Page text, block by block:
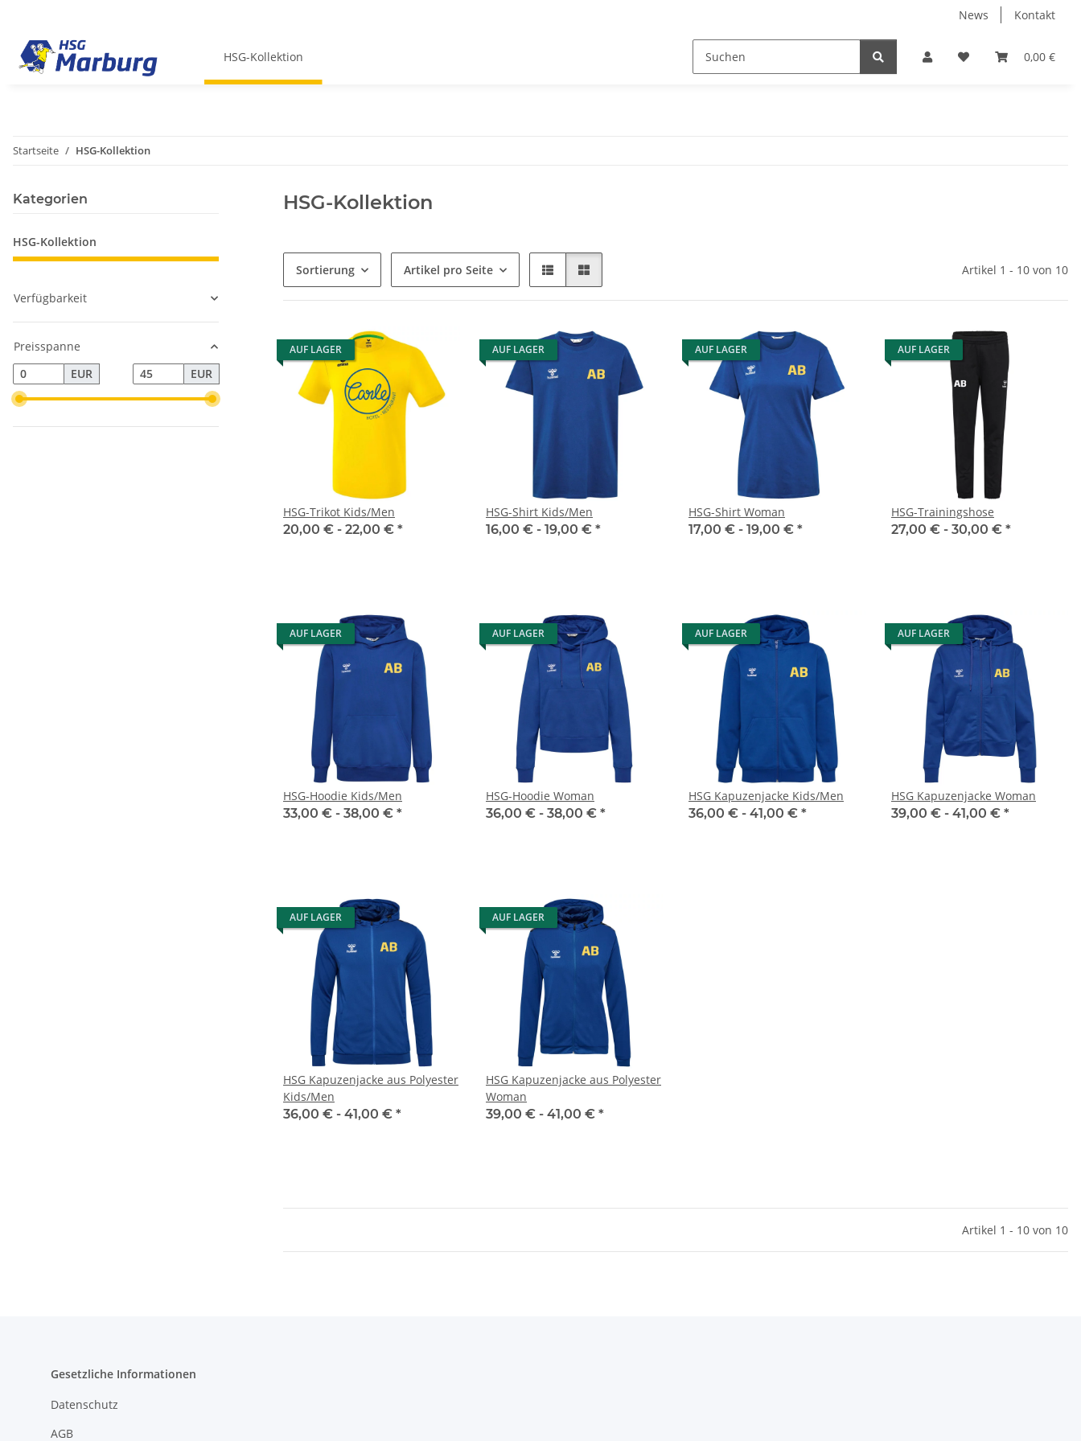
News Kontakt
0,00 €
HSG-Kollektion
Startseite HSG-Kollektion
HSG-Kollektion
Sortierung Artikel pro Seite Artikel 1 - 10 von 10
AUF LAGER
HSG-Trikot Kids/Men
20,00 € - 22,00 € *
AUF LAGER
HSG-Shirt Kids/Men
16,00 € - 19,00 € *
AUF LAGER
HSG-Shirt Woman
17,00 € - 19,00 € *
AUF LAGER
HSG-Trainingshose
27,00 € - 30,00 € *
AUF LAGER
HSG-Hoodie Kids/Men
33,00 € - 38,00 € *
AUF LAGER
HSG-Hoodie Woman
36,00 € - 38,00 € *
AUF LAGER
HSG Kapuzenjacke Kids/Men
36,00 € - 41,00 € *
AUF LAGER
HSG Kapuzenjacke Woman
39,00 € - 41,00 € *
AUF LAGER
HSG Kapuzenjacke aus Polyester
Kids/Men
36,00 € - 41,00 € *
AUF LAGER
HSG Kapuzenjacke aus Polyester
Woman
39,00 € - 41,00 € *
Artikel 1 - 10 von 10
Kategorien
HSG-Kollektion
Verfügbarkeit
Preisspanne
EUR
EUR
Gesetzliche Informationen
Datenschutz
AGB